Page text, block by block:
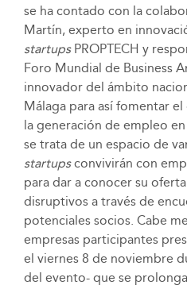
se ha contado con la
Martín, experto en
startupsPROPTECH y
Foro Mundial de Business
innovador del ámbito
Málaga para así fomentar
la generación de empleo
se trata de un espacio de
startupsconvivirán con
para dar a conocer su
disruptivos a través de
potenciales socios. Cabe
empresas participantes
el viernes 8 de noviembre
del evento- que se